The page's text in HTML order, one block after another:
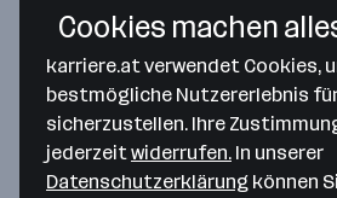
Cookies machen
karriere.at verwendet Cookies,
bestmögliche Nutzererlebnis
sicherzustellen. Ihre
jederzeitwiderrufen. In unserer
Datenschutzerklärung können